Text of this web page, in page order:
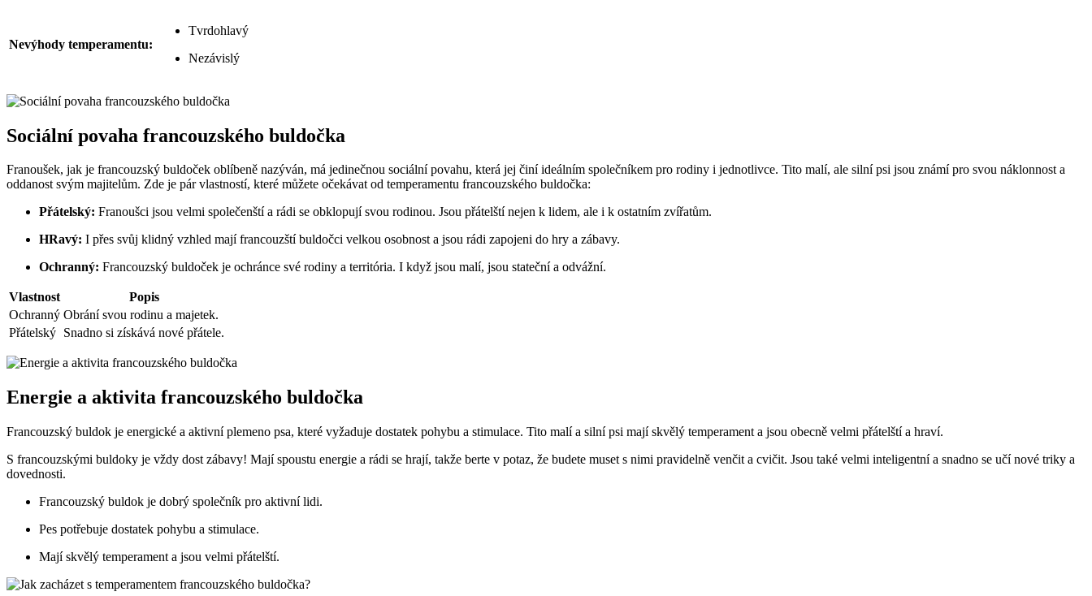
Nevýhody temperamentu:
Tvrdohlavý
Nezávislý
Sociální povaha francouzského buldočka
Franoušek, jak je francouzský buldoček oblíbeně nazýván, má jedinečnou sociální povahu, která jej činí ideálním společníkem pro rodiny i jednotlivce. Tito malí, ale silní psi jsou známí pro svou náklonnost a
oddanost svým majitelům. Zde je pár vlastností, které můžete očekávat od temperamentu francouzského buldočka:
Přátelský: Franoušci jsou velmi společenští a rádi se obklopují svou rodinou. Jsou přátelští nejen k lidem, ale i k ostatním zvířatům.
HRavý: I přes svůj klidný vzhled mají francouzští buldočci velkou osobnost a jsou rádi zapojeni do hry a zábavy.
Ochranný: Francouzský buldoček je ochránce své rodiny a territória. I když jsou malí, jsou stateční a odvážní.
Vlastnost
Popis
Ochranný Obrání svou rodinu a majetek.
Přátelský Snadno si získává nové přátele.
Energie a aktivita francouzského buldočka
Francouzský buldok je energické a aktivní plemeno psa, které vyžaduje dostatek pohybu a stimulace. Tito malí a silní psi mají skvělý temperament a jsou obecně velmi přátelští a hraví.
S francouzskými buldoky je vždy dost zábavy! Mají spoustu energie a rádi se hrají, takže berte v potaz, že budete muset s nimi pravidelně venčit a cvičit. Jsou také velmi inteligentní a snadno se učí nové triky a
dovednosti.
Francouzský buldok je dobrý společník pro aktivní lidi.
Pes potřebuje dostatek pohybu a stimulace.
Mají skvělý temperament a jsou velmi přátelští.